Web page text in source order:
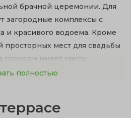
брачной церемонии. Для
загородные комплексы с
и красивого водоема. Кроме
мест для свадьбы
городом имеет массу
полностью